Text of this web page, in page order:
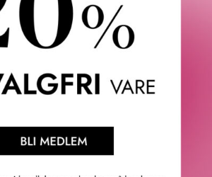
med innkapslede oljebobler som
+ forbedrer hudens
bare 1 uke.
Complex gjenoppretter, gjenoppliver